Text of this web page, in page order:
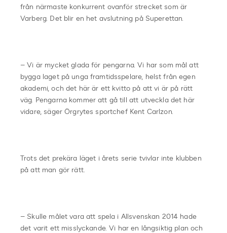
från närmaste konkurrent ovanför strecket som är
Varberg. Det blir en het avslutning på Superettan.
– Vi är mycket glada för pengarna. Vi har som mål att
bygga laget på unga framtidsspelare, helst från egen
akademi, och det här är ett kvitto på att vi är på rätt
väg. Pengarna kommer att gå till att utveckla det här
vidare, säger Örgrytes sportchef Kent Carlzon.
Trots det prekära läget i årets serie tvivlar inte klubben
på att man gör rätt.
– Skulle målet vara att spela i Allsvenskan 2014 hade
det varit ett misslyckande. Vi har en långsiktig plan och